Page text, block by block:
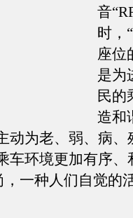
音
时，
座位
是为
民的
造和
动为老、弱、病、
车环境更加有序、
，一种人们自觉的